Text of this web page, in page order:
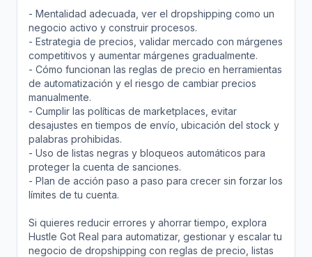
- Mentalidad adecuada, ver el dropshipping como un
negocio activo y construir procesos.
- Estrategia de precios, validar mercado con márgenes
competitivos y aumentar márgenes gradualmente.
- Cómo funcionan las reglas de precio en herramientas
de automatización y el riesgo de cambiar precios
manualmente.
- Cumplir las políticas de marketplaces, evitar
desajustes en tiempos de envío, ubicación del stock y
palabras prohibidas.
- Uso de listas negras y bloqueos automáticos para
proteger la cuenta de sanciones.
- Plan de acción paso a paso para crecer sin forzar los
límites de tu cuenta.
Si quieres reducir errores y ahorrar tiempo, explora
Hustle Got Real para automatizar, gestionar y escalar tu
negocio de dropshipping con reglas de precio, listas